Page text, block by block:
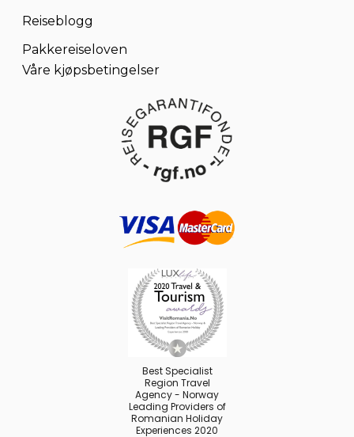
Reiseblogg
Pakkereiseloven
Våre kjøpsbetingelser
Best Specialist
Region Travel
Agency - Norway
Leading Providers of
Romanian Holiday
Experiences 2020